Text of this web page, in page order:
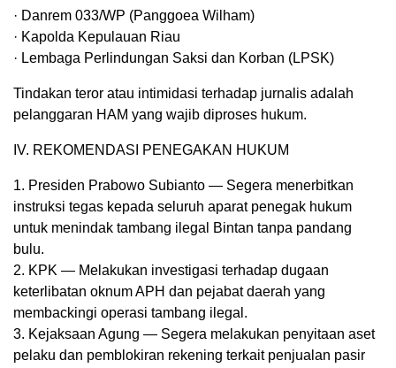
· Danrem 033/WP (Panggoea Wilham)
· Kapolda Kepulauan Riau
· Lembaga Perlindungan Saksi dan Korban (LPSK)
Tindakan teror atau intimidasi terhadap jurnalis adalah
pelanggaran HAM yang wajib diproses hukum.
IV. REKOMENDASI PENEGAKAN HUKUM
1. Presiden Prabowo Subianto — Segera menerbitkan
instruksi tegas kepada seluruh aparat penegak hukum
untuk menindak tambang ilegal Bintan tanpa pandang
bulu.
2. KPK — Melakukan investigasi terhadap dugaan
keterlibatan oknum APH dan pejabat daerah yang
membackingi operasi tambang ilegal.
3. Kejaksaan Agung — Segera melakukan penyitaan aset
pelaku dan pemblokiran rekening terkait penjualan pasir